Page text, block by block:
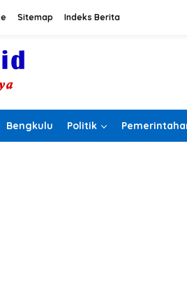
Sitemap Indeks Berita
Bengkulu Politik